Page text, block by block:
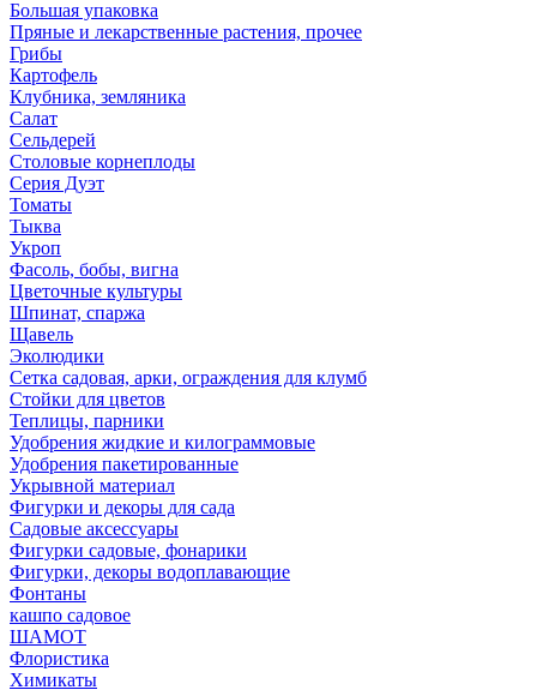
Большая упаковка
Пряные и лекарственные растения, прочее
Грибы
Картофель
Клубника, земляника
Салат
Сельдерей
Столовые корнеплоды
Серия Дуэт
Томаты
Тыква
Укроп
Фасоль, бобы, вигна
Цветочные культуры
Шпинат, спаржа
Щавель
Эколюдики
Сетка садовая, арки, ограждения для клумб
Стойки для цветов
Теплицы, парники
Удобрения жидкие и килограммовые
Удобрения пакетированные
Укрывной материал
Фигурки и декоры для сада
Садовые аксессуары
Фигурки садовые, фонарики
Фигурки, декоры водоплавающие
Фонтаны
кашпо садовое
ШАМОТ
Флористика
Химикаты